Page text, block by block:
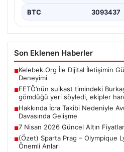
BTC 3093437
Son Eklenen Haberler
■Kelebek.Org İle Dijital İletişimin
Deneyimi
■FETÖ’nün suikast timindeki
gömdüğü yeri söyledi, ekipler
■Hakkında İcra Takibi Nedeniyle
Davasında Gelişme
■7 Nisan 2026 Güncel Altın
■(Özet) Sparta Prag – Olympique
Önemli Anları